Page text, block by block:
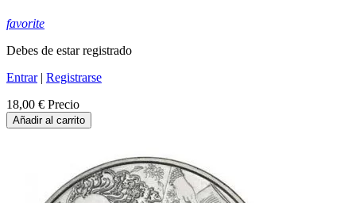
favorite
Debes de estar registrado
Entrar| Registrarse
18,00 € Precio
Añadir al carrito